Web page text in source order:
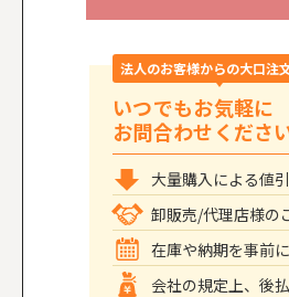
法人のお客様からの大口注
いつでもお気軽に
お問合わせくださ
大量購入による値
卸販売/代理店様の
在庫や納期を事前
会社の規定上、後